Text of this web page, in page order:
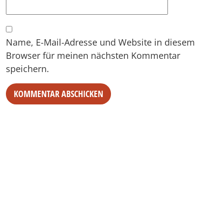
Name, E-Mail-Adresse und Website in diesem
Browser für meinen nächsten Kommentar
speichern.